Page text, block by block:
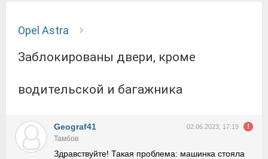
Opel Astra
Заблокированы двери, кроме
водительской и багажника
Geograf41 02.06.2023, 17:19
Тамбов
Здравствуйте! Такая проблема: машинка стояла